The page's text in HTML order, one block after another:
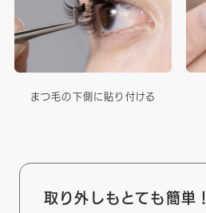
まつ毛の下側に貼り付ける
取り外しもとても簡単！